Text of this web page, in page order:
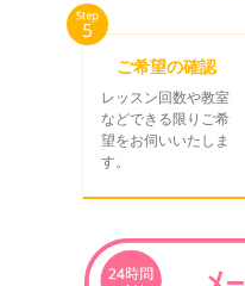
ご希望の確認
レッスン回数や教室
などできる限りご希
望をお伺いいたしま
す。